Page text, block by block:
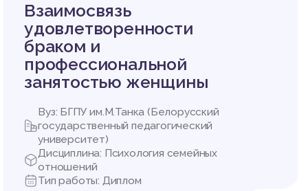
и
субъек
прив
а
асп
дис
Взаимосвязь
удовлетворенности
браком и
профессиональной
занятостью женщины
Вуз: БГПУ им.М.Танка (Белорусский
государственный педагогический
университет)
Дисциплина: Психология семейных
отношений
Тип работы: Диплом